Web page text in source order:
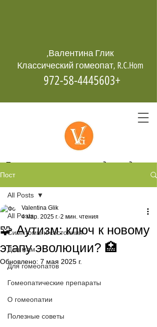
Гомеопатия -возрождает даже
Валентина Глик,
+972-58-4445603
Пост
All Posts
Симптомы и состояния
Для мам
Для гомеопатов
Гомеопатические препараты
О гомеопатии
Полезные советы
All Posts
🧩 Аутизм: ключ к новому
этапу эволюции? 🏥
Valentina Glik
4 мар. 2025 г. 2 мин. чтения
Обновлено: 7 мая 2025 г.